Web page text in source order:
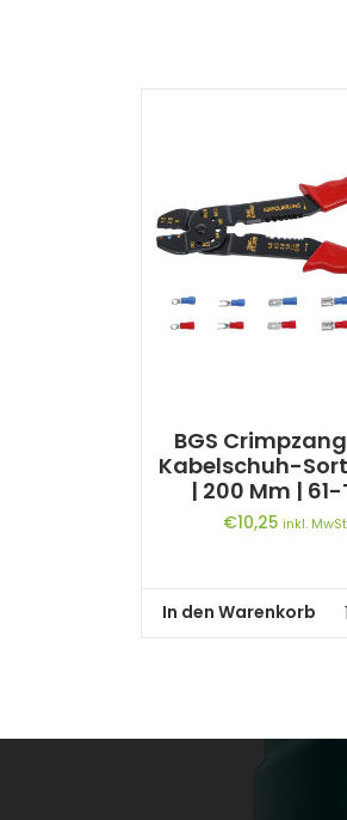
BGS
Kabelschuh-
| 200 Mm |
€10,25 inkl.
In den Warenkorb